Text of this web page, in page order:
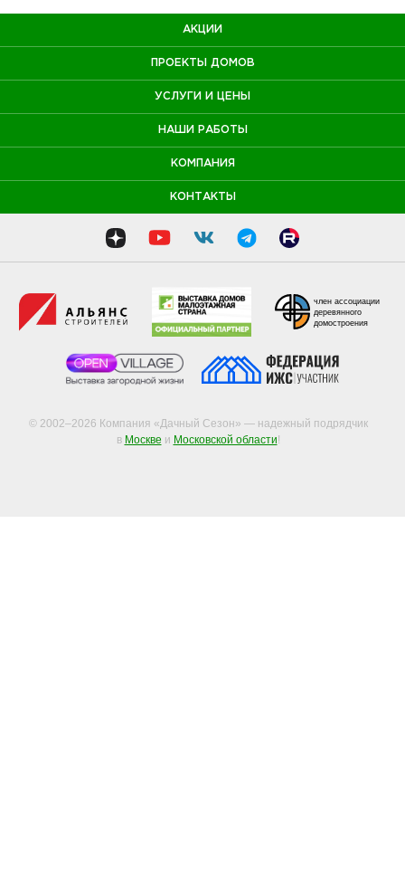
АКЦИИ
ПРОЕКТЫ ДОМОВ
УСЛУГИ И ЦЕНЫ
НАШИ РАБОТЫ
КОМПАНИЯ
КОНТАКТЫ
© 2002–2026 Компания «Дачный Сезон» — надежный подрядчик
в Москве и Московской области!
член ассоциации
деревянного
домостроения